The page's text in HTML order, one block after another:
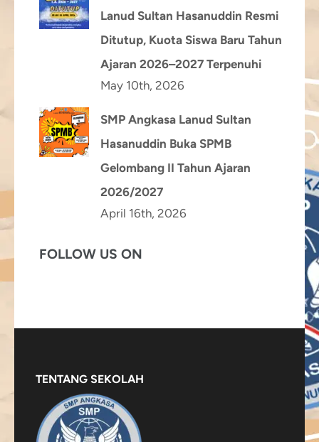
Lanud Sultan Hasanuddin Resmi
Ditutup, Kuota Siswa Baru Tahun
Ajaran 2026–2027 Terpenuhi
May 10th, 2026
SMP Angkasa Lanud Sultan
Hasanuddin Buka SPMB
Gelombang II Tahun Ajaran
2026/2027
April 16th, 2026
FOLLOW US ON
TENTANG SEKOLAH